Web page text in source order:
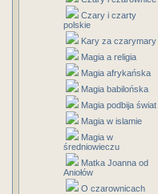
Czary i czarty
polskie
Kary za czarymary
Magia a religia
Magia afrykańska
Magia babilońska
Magia podbija świat
Magia w islamie
Magia w
średniowieczu
Matka Joanna od
Aniołów
O czarownicach